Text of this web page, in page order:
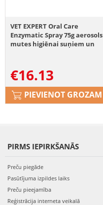
VET EXPERT Oral Care
Enzymatic Spray 75g aerosols
mutes higiēnai suņiem un
€16.13
PIEVIENOT GROZAM
PIRMS IEPIRKŠANĀS
Preču piegāde
Pasūtījuma izpildes laiks
Preču pieejamība
Reģistrācija interneta veikalā